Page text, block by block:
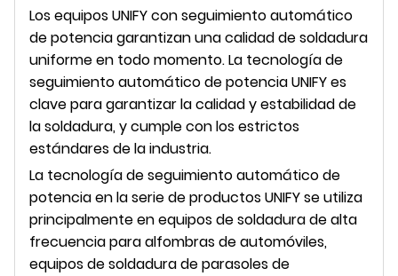
Los equipos UNIFY con seguimiento automático
de potencia garantizan una calidad de soldadura
uniforme en todo momento. La tecnología de
seguimiento automático de potencia UNIFY es
clave para garantizar la calidad y estabilidad de
la soldadura, y cumple con los estrictos
estándares de la industria.
La tecnología de seguimiento automático de
potencia en la serie de productos UNIFY se utiliza
principalmente en equipos de soldadura de alta
frecuencia para alfombras de automóviles,
equipos de soldadura de parasoles de